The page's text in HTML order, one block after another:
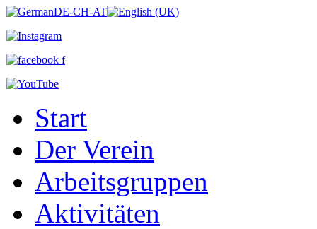
Start
Der Verein
Arbeitsgruppen
Aktivitäten